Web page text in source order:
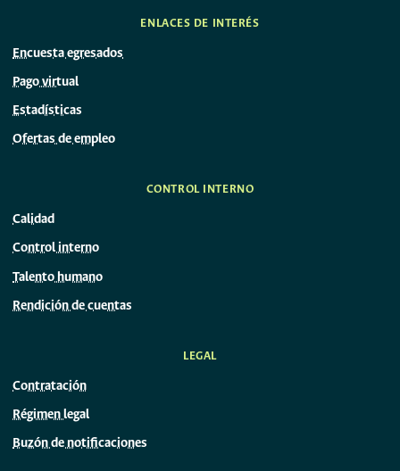
ENLACES DE INTERÉS
Encuesta egresados
Pago virtual
Estadísticas
Ofertas de empleo
CONTROL INTERNO
Calidad
Control interno
Talento humano
Rendición de cuentas
LEGAL
Contratación
Régimen legal
Buzón de notificaciones